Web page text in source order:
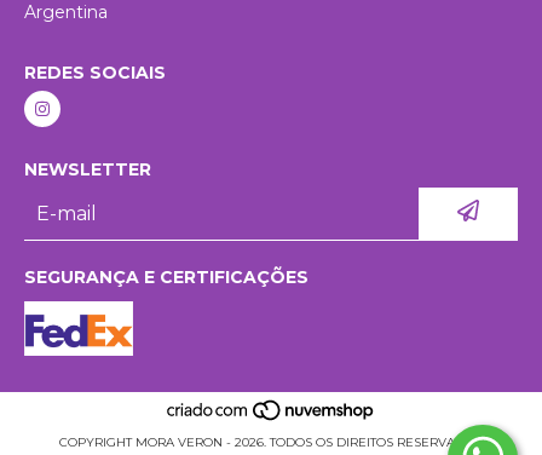
Argentina
REDES SOCIAIS
NEWSLETTER
SEGURANÇA E CERTIFICAÇÕES
COPYRIGHT MORA VERON - 2026. TODOS OS DIREITOS RESERVADOS.